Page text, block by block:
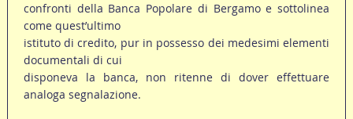
confronti della Banca Popolare di Bergamo e sottolinea
come quest’ultimo
istituto di credito, pur in possesso dei medesimi elementi
documentali di cui
disponeva la banca, non ritenne di dover effettuare
analoga segnalazione.